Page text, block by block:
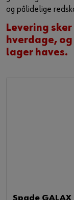
Har du lyst til
Bliv
og pålidelige
Levering
hverdage,
lager haves.
Spade GALAX